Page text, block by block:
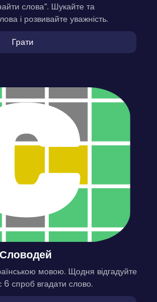
слова”. Шукайте та
і розвивайте уважність.
Грати
Словодей
мовою. Щодня відгадуйте
спроб вгадати слово.